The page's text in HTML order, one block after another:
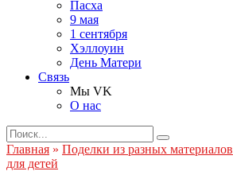
Пасха
9 мая
1 сентября
Хэллоуин
День Матери
Связь
Мы VK
О нас
Search
for:
Главная » Поделки из разных материалов
для детей